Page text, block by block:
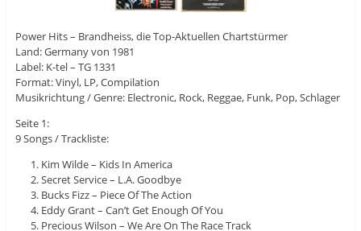
Power Hits – Brandheiss, die Top-Aktuellen Chartstürmer
Land: Germany von 1981
Label: K-tel ‎– TG 1331
Format: Vinyl, LP, Compilation
Musikrichtung / Genre: Electronic, Rock, Reggae, Funk, Pop, Schlager
Seite 1:
9 Songs / Trackliste:
Kim Wilde – Kids In America
Secret Service – L.A. Goodbye
Bucks Fizz – Piece Of The Action
Eddy Grant – Can’t Get Enough Of You
Precious Wilson – We Are On The Race Track